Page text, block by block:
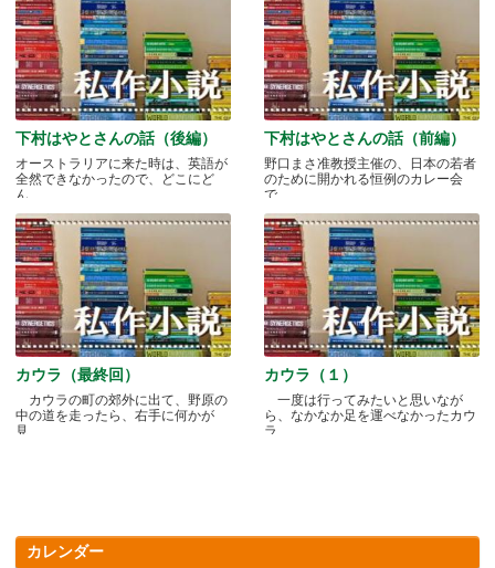
下村はやとさんの話（後編）
オーストラリアに来た時は、英語が
全然できなかったので、どこにど
ん.....
下村はやとさんの話（前編）
野口まさ准教授主催の、日本の若者
のために開かれる恒例のカレー会
で.....
カウラ（最終回）
カウラの町の郊外に出て、野原の
中の道を走ったら、右手に何かが
見.....
カウラ（１）
一度は行ってみたいと思いなが
ら、なかなか足を運べなかったカウ
ラ.....
カレンダー